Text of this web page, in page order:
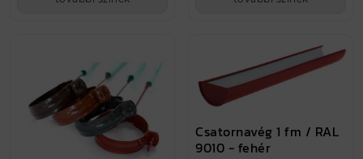
Csatornavég 1 fm / RAL
9010 - fehér